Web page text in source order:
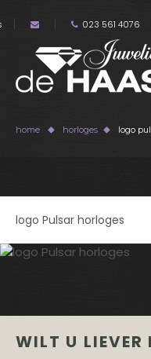
023 561 4076
home horloges logo
logo Pulsar horloges
WILT U LIEVER